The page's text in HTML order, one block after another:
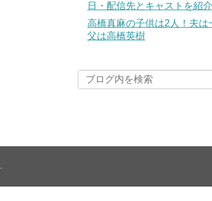
日・配信先とキャストを紹介
高橋真麻の子供は2人！夫は
父は高橋英樹
.